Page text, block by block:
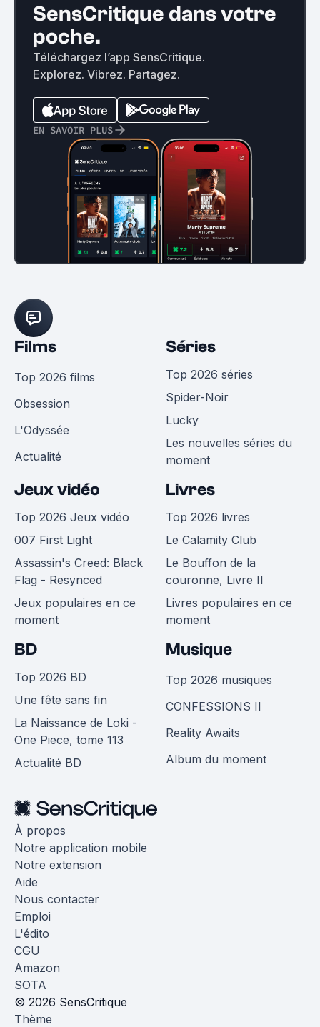
SensCritique dans votre
poche.
Téléchargez l’app SensCritique.
Explorez. Vibrez. Partagez.
EN SAVOIR PLUS
Films
Top 2026 films
Obsession
L'Odyssée
Actualité
Séries
Top 2026 séries
Spider-Noir
Lucky
Les nouvelles séries du
moment
Jeux vidéo
Top 2026 Jeux vidéo
007 First Light
Assassin's Creed: Black
Flag - Resynced
Jeux populaires en ce
moment
Livres
Top 2026 livres
Le Calamity Club
Le Bouffon de la
couronne, Livre II
Livres populaires en ce
moment
BD
Top 2026 BD
Une fête sans fin
La Naissance de Loki -
One Piece, tome 113
Actualité BD
Musique
Top 2026 musiques
CONFESSIONS II
Reality Awaits
Album du moment
À propos
Notre application mobile
Notre extension
Aide
Nous contacter
Emploi
L'édito
CGU
Amazon
SOTA
© 2026 SensCritique
Thème